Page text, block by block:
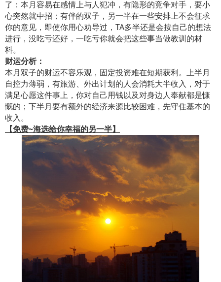
了：本月容易在感情上与人犯冲，有隐形的竞争对手，要小
心突然就中招；有伴的双子，另一半在一些安排上不会征求
你的意见，即使你用心劝导过，TA多半还是会按自己的想法
进行，没吃亏还好，一吃亏你就会把这些事当做教训的材
料。
财运分析：
本月双子的财运不容乐观，固定投资难在短期获利。上半月
自控力薄弱，有旅游、外出计划的人会消耗大半收入，对于
满足心愿这件事上，你对自己用钱以及对身边人奉献都是慷
慨的；下半月要有额外的经济来源比较困难，先守住基本的
收入。
【免费~海选给你幸福的另一半】